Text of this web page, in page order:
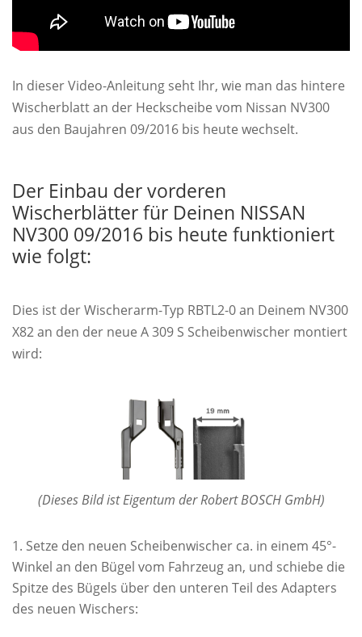
In dieser Video-Anleitung seht Ihr, wie man das hintere
Wischerblatt an der Heckscheibe vom Nissan NV300
aus den Baujahren 09/2016 bis heute wechselt.
Der Einbau der vorderen
Wischerblätter für Deinen NISSAN
NV300 09/2016 bis heute funktioniert
wie folgt:
Dies ist der Wischerarm-Typ RBTL2-0 an Deinem NV300
X82 an den der neue A 309 S Scheibenwischer montiert
wird:
(Dieses Bild ist Eigentum der Robert BOSCH GmbH)
Setze den neuen Scheibenwischer ca. in einem 45°-
Winkel an den Bügel vom Fahrzeug an, und schiebe die
Spitze des Bügels über den unteren Teil des Adapters
des neuen Wischers: